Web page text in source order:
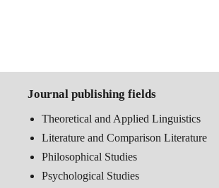
Journal publishing fields
Theoretical and Applied Linguistics
Literature and Comparison Literature
Philosophical Studies
Psychological Studies